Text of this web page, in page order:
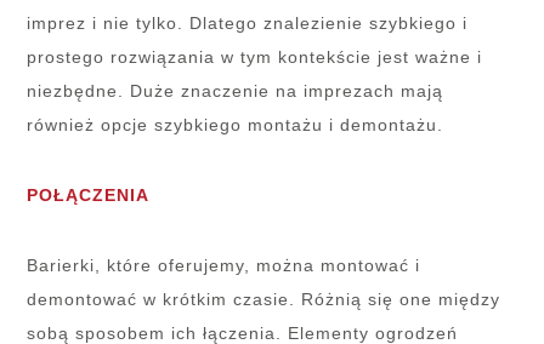
imprez i nie tylko. Dlatego znalezienie szybkiego i
prostego rozwiązania w tym kontekście jest ważne i
niezbędne. Duże znaczenie na imprezach mają
również opcje szybkiego montażu i demontażu.
POŁĄCZENIA
Barierki, które oferujemy, można montować i
demontować w krótkim czasie. Różnią się one między
sobą sposobem ich łączenia. Elementy ogrodzeń